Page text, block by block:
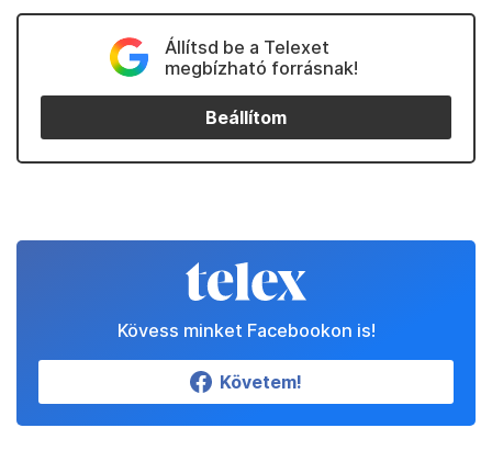
Állítsd be a Telexet
megbízható forrásnak!
Beállítom
Kövess minket Facebookon is!
Követem!